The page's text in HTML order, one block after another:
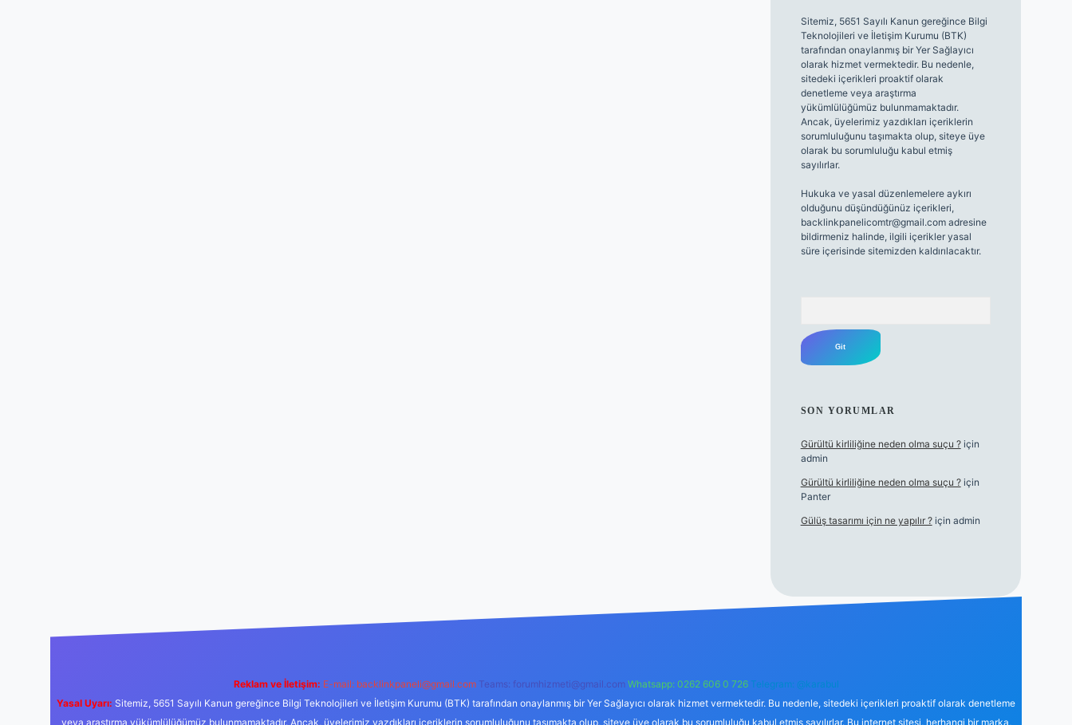
Sitemiz, 5651 Sayılı Kanun gereğince Bilgi
Teknolojileri ve İletişim Kurumu (BTK)
tarafından onaylanmış bir Yer Sağlayıcı
olarak hizmet vermektedir. Bu nedenle,
sitedeki içerikleri proaktif olarak
denetleme veya araştırma
yükümlülüğümüz bulunmamaktadır.
Ancak, üyelerimiz yazdıkları içeriklerin
sorumluluğunu taşımakta olup, siteye üye
olarak bu sorumluluğu kabul etmiş
sayılırlar.
Hukuka ve yasal düzenlemelere aykırı
olduğunu düşündüğünüz içerikleri,
backlinkpanelicomtr@gmail.comadresine
bildirmeniz halinde, ilgili içerikler yasal
süre içerisinde sitemizden kaldırılacaktır.
SON YORUMLAR
Gürültü kirliliğine neden olma suçu ?için
admin
Gürültü kirliliğine neden olma suçu ?için
Panter
Gülüş tasarımı için ne yapılır ?için admin
Reklam ve İletişim: E-mail: backlinkpaneli@gmail.com Teams: forumhizmeti@gmail.com Whatsapp: 0262 606 0 726 Telegram: @karabul
Yasal Uyarı: Sitemiz, 5651 Sayılı Kanun gereğince Bilgi Teknolojileri ve İletişim Kurumu (BTK) tarafından onaylanmış bir Yer Sağlayıcı olarak hizmet vermektedir. Bu nedenle, sitedeki içerikleri proaktif olarak denetleme
veya araştırma yükümlülüğümüz bulunmamaktadır. Ancak, üyelerimiz yazdıkları içeriklerin sorumluluğunu taşımakta olup, siteye üye olarak bu sorumluluğu kabul etmiş sayılırlar. Bu internet sitesi, herhangi bir marka,